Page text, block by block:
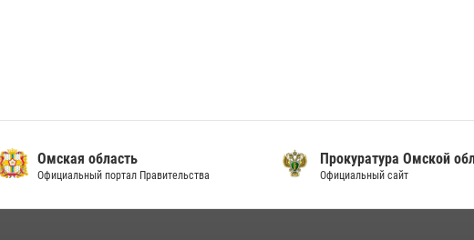
Омская область
Официальный портал Правительства
Прокуратура Омской
Официальный сайт